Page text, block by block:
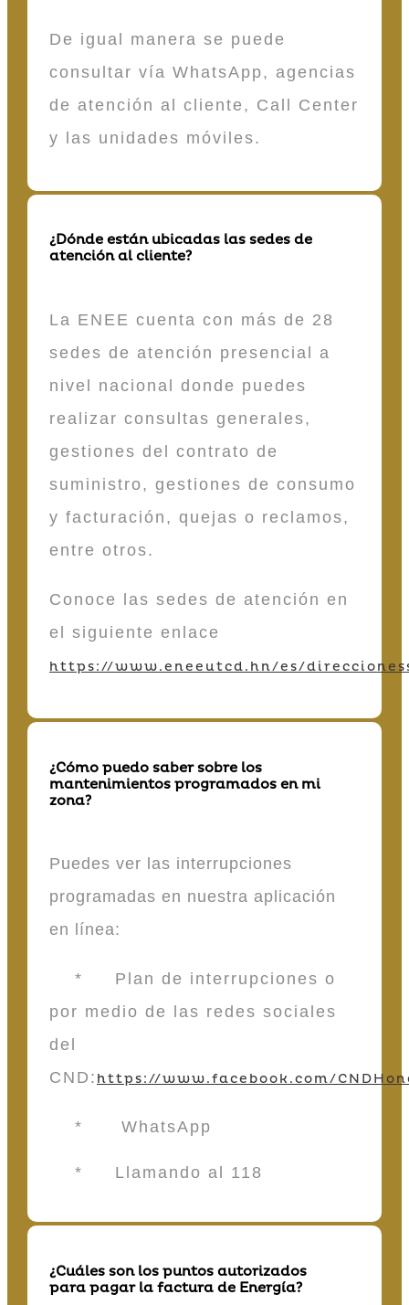
De igual manera se puede
consultar vía WhatsApp, agencias
de atención al cliente, Call Center
y las unidades móviles.
¿Dónde están ubicadas las sedes de
atención al cliente?
La ENEE cuenta con más de 28
sedes de atención presencial a
nivel nacional donde puedes
realizar consultas generales,
gestiones del contrato de
suministro, gestiones de consumo
y facturación, quejas o reclamos,
entre otros.
Conoce las sedes de atención en
el siguiente enlace
https://www.eneeutcd.hn/es/
¿Cómo puedo saber sobre los
mantenimientos programados en mi
zona?
Puedes ver las interrupciones
programadas en nuestra aplicación
en línea:
* Plan de interrupciones o
por medio de las redes sociales
del
CND: https://www.facebook.com/
* WhatsApp
* Llamando al 118
¿Cuáles son los puntos autorizados
para pagar la factura de Energía?